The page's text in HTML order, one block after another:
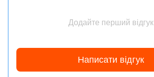
Додайте перший відгук
Написати відгук